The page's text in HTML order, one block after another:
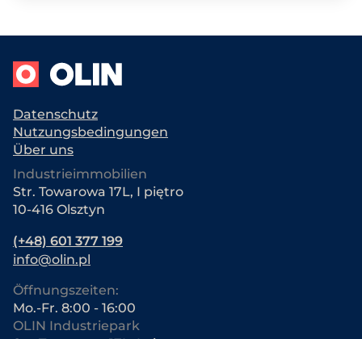
Datenschutz
Nutzungsbedingungen
Über uns
Industrieimmobilien
Str. Towarowa 17L, I piętro
10-416 Olsztyn
(+48) 601 377 199
info@olin.pl
Öffnungszeiten:
Mo.-Fr. 8:00 - 16:00
OLIN Industriepark